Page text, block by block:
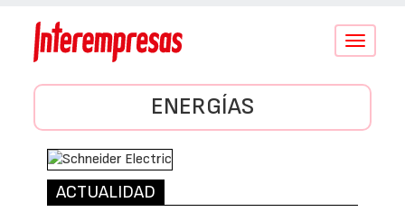
Conmutar
ENERGÍAS
ACTUALIDAD